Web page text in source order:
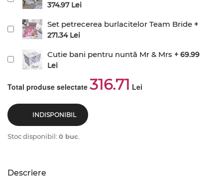
374.97 Lei
Set petrecerea burlacitelor Team Bride +
271.34 Lei
Cutie bani pentru nuntă Mr & Mrs + 69.99
Lei
Total produse selectate 316.71 Lei
INDISPONIBIL
Stoc disponibil:0 buc.
Descriere